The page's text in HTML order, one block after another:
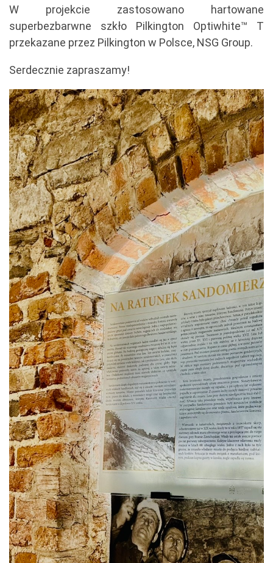
W projekcie zastosowano hartowane
superbezbarwne szkło Pilkington Optiwhite™ T
przekazane przez Pilkington w Polsce, NSG Group.
Serdecznie zapraszamy!